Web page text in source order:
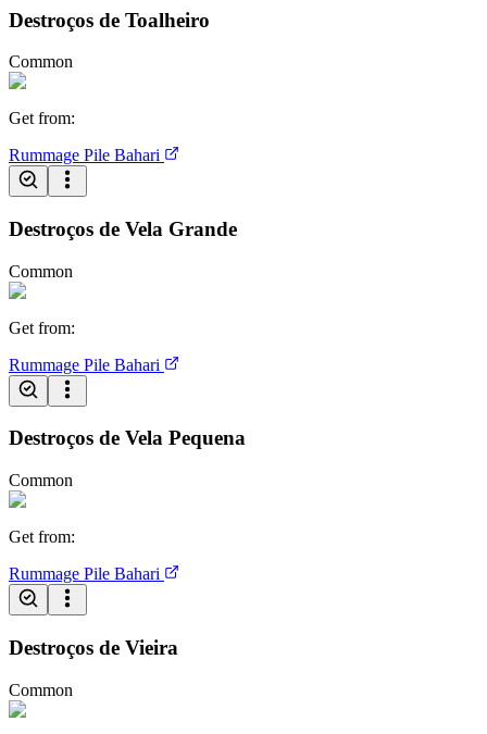
Destroços de Toalheiro
Common
Get from:
Rummage Pile Bahari
Destroços de Vela Grande
Common
Get from:
Rummage Pile Bahari
Destroços de Vela Pequena
Common
Get from:
Rummage Pile Bahari
Destroços de Vieira
Common